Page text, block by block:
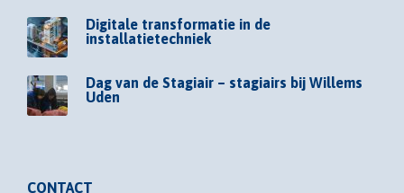
Digitale transformatie in de
installatietechniek
Dag van de Stagiair – stagiairs bij Willems
Uden
CONTACT